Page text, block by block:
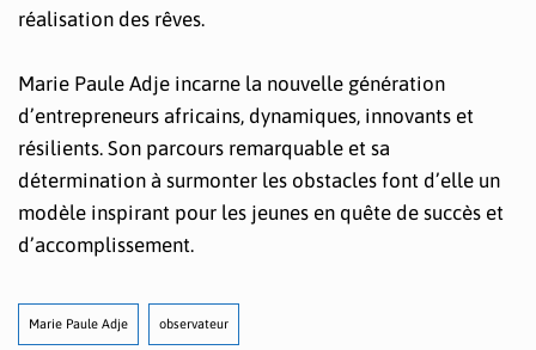
réalisation des rêves.
Marie Paule Adje incarne la nouvelle génération
d’entrepreneurs africains, dynamiques, innovants et
résilients. Son parcours remarquable et sa
détermination à surmonter les obstacles font d’elle un
modèle inspirant pour les jeunes en quête de succès et
d’accomplissement.
Marie Paule Adje observateur